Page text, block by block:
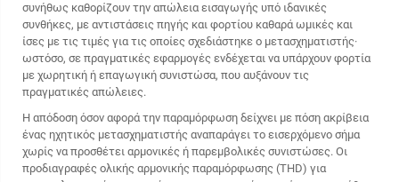
συνήθως καθορίζουν την απώλεια εισαγωγής υπό ιδανικές
συνθήκες, με αντιστάσεις πηγής και φορτίου καθαρά ωμικές και
ίσες με τις τιμές για τις οποίες σχεδιάστηκε ο μετασχηματιστής·
ωστόσο, σε πραγματικές εφαρμογές ενδέχεται να υπάρχουν φορτία
με χωρητική ή επαγωγική συνιστώσα, που αυξάνουν τις
πραγματικές απώλειες.
Η απόδοση όσον αφορά την παραμόρφωση δείχνει με πόση ακρίβεια
ένας ηχητικός μετασχηματιστής αναπαράγει το εισερχόμενο σήμα
χωρίς να προσθέτει αρμονικές ή παρεμβολικές συνιστώσες. Οι
προδιαγραφές ολικής αρμονικής παραμόρφωσης (THD) για